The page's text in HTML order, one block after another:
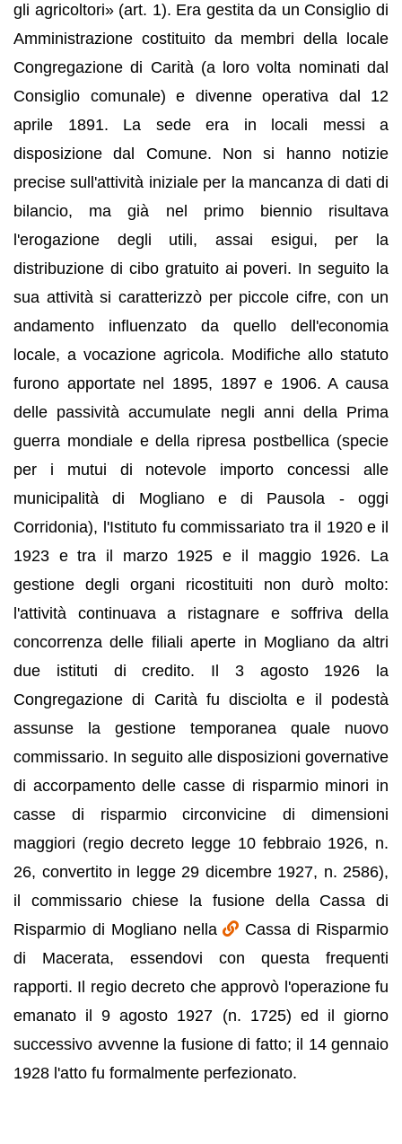
gli agricoltori» (art. 1). Era gestita da un Consiglio di
Amministrazione costituito da membri della locale
Congregazione di Carità (a loro volta nominati dal
Consiglio comunale) e divenne operativa dal 12
aprile 1891. La sede era in locali messi a
disposizione dal Comune. Non si hanno notizie
precise sull'attività iniziale per la mancanza di dati di
bilancio, ma già nel primo biennio risultava
l'erogazione degli utili, assai esigui, per la
distribuzione di cibo gratuito ai poveri. In seguito la
sua attività si caratterizzò per piccole cifre, con un
andamento influenzato da quello dell'economia
locale, a vocazione agricola. Modifiche allo statuto
furono apportate nel 1895, 1897 e 1906. A causa
delle passività accumulate negli anni della Prima
guerra mondiale e della ripresa postbellica (specie
per i mutui di notevole importo concessi alle
municipalità di Mogliano e di Pausola - oggi
Corridonia), l'Istituto fu commissariato tra il 1920 e il
1923 e tra il marzo 1925 e il maggio 1926. La
gestione degli organi ricostituiti non durò molto:
l'attività continuava a ristagnare e soffriva della
concorrenza delle filiali aperte in Mogliano da altri
due istituti di credito. Il 3 agosto 1926 la
Congregazione di Carità fu disciolta e il podestà
assunse la gestione temporanea quale nuovo
commissario. In seguito alle disposizioni governative
di accorpamento delle casse di risparmio minori in
casse di risparmio circonvicine di dimensioni
maggiori (regio decreto legge 10 febbraio 1926, n.
26, convertito in legge 29 dicembre 1927, n. 2586),
il commissario chiese la fusione della Cassa di
Risparmio di Mogliano nella
Cassa di Risparmio
di Macerata, essendovi con questa frequenti
rapporti. Il regio decreto che approvò l'operazione fu
emanato il 9 agosto 1927 (n. 1725) ed il giorno
successivo avvenne la fusione di fatto; il 14 gennaio
1928 l'atto fu formalmente perfezionato.